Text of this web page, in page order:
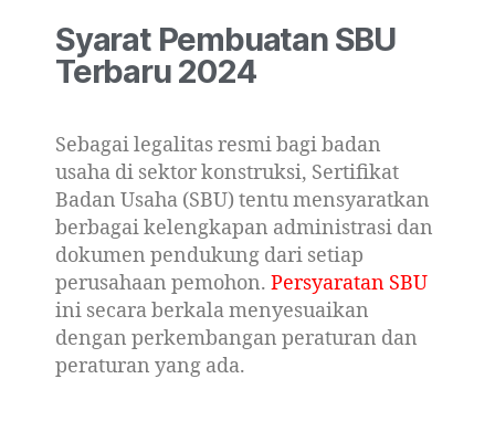
Syarat Pembuatan SBU
Terbaru 2024
Sebagai legalitas resmi bagi badan
usaha di sektor konstruksi, Sertifikat
Badan Usaha (SBU) tentu mensyaratkan
berbagai kelengkapan administrasi dan
dokumen pendukung dari setiap
perusahaan pemohon. Persyaratan SBU
ini secara berkala menyesuaikan
dengan perkembangan peraturan dan
peraturan yang ada.